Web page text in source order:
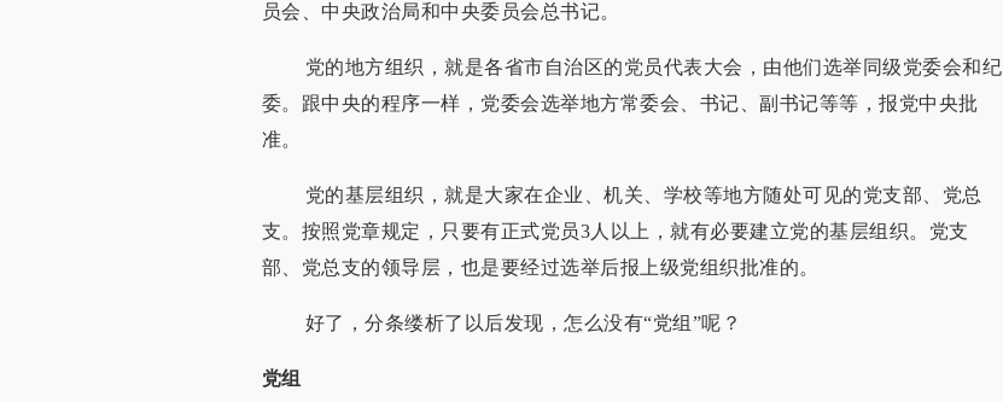
员会、中央政治局和中央委员会总书记。
党的地方组织，就是各省市自治区的党员代表大会，由他们选举同级党委会和纪
委。跟中央的程序一样，党委会选举地方常委会、书记、副书记等等，报党中央批
准。
党的基层组织，就是大家在企业、机关、学校等地方随处可见的党支部、党总
支。按照党章规定，只要有正式党员3人以上，就有必要建立党的基层组织。党支
部、党总支的领导层，也是要经过选举后报上级党组织批准的。
好了，分条缕析了以后发现，怎么没有“党组”呢？
党组